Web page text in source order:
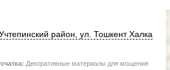
район , ул. Тошкент Халка
Декоративные материалы для мощения